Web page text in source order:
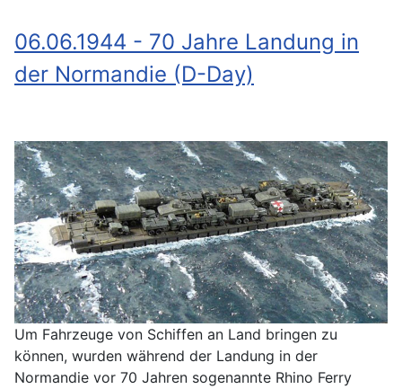
06.06.1944 - 70 Jahre Landung in
der Normandie (D-Day)
Um Fahrzeuge von Schiffen an Land bringen zu
können, wurden während der Landung in der
Normandie vor 70 Jahren sogenannte Rhino Ferry